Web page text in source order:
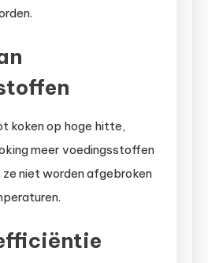
koken op hoge hitte,
meer voedingsstoffen
niet worden afgebroken